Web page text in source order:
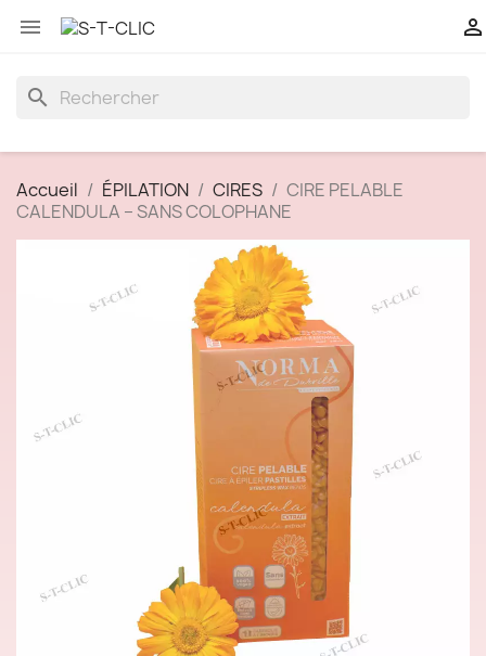
 
search
Accueil ÉPILATION CIRES
CIRE PELABLE
CALENDULA – SANS COLOPHANE